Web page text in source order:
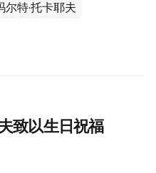
尔特·托卡耶夫
致以生日祝福